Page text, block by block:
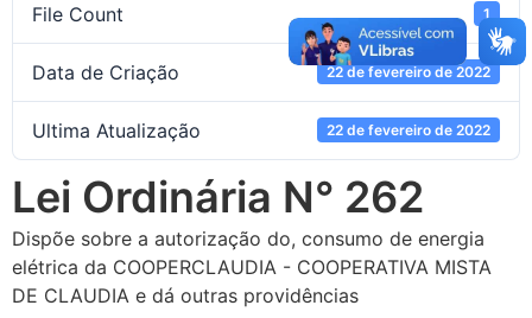
File Count 1
Data de Criação 22 de fevereiro de 2022
Ultima Atualização 22 de fevereiro de 2022
Lei Ordinária N° 262
Dispõe sobre a autorização do, consumo de energia
elétrica da COOPERCLAUDIA - COOPERATIVA MISTA
DE CLAUDIA e dá outras providências